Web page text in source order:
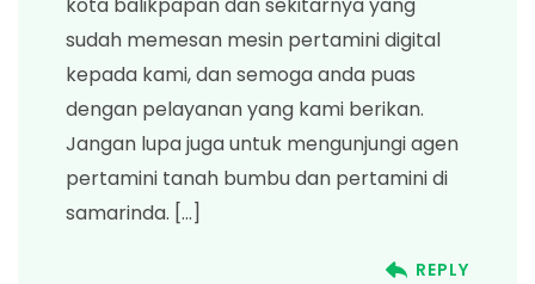
sudah memesan mesin pertamini digital
kepada kami, dan semoga anda puas
dengan pelayanan yang kami berikan.
Jangan lupa juga untuk mengunjungi agen
pertamini tanah bumbu dan pertamini di
samarinda. […]
REPLY